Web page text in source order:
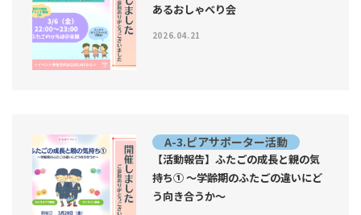
あるおしゃべり会
2026.04.21
A-3.ピアサポーター活動
【活動報告】ふたごの成長と親の気
持ち① 〜学齢期のふたごの違いにど
う向き合うか〜